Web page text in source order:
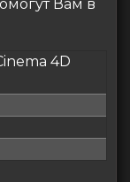
Вам в
4D